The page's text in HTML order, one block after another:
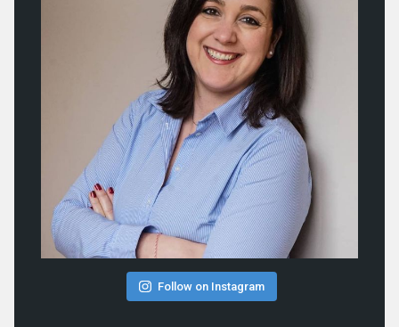
Follow on Instagram